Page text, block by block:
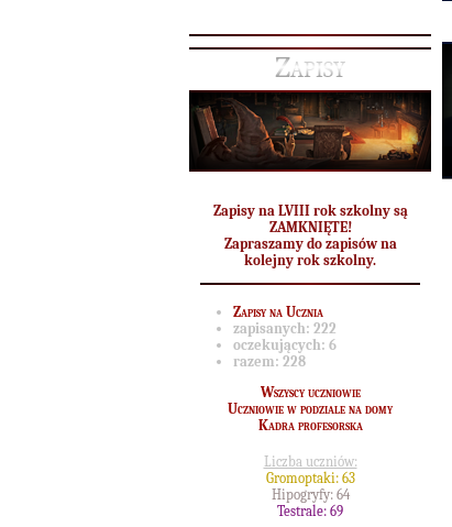
Zapisy
Zapisy na LVIII rok szkolny są
ZAMKNIĘTE!
Zapraszamy do zapisów na
kolejny rok szkolny.
Zapisy na Ucznia
zapisanych: 222
oczekujących: 6
razem: 228
Wszyscy uczniowie
Uczniowie w podziale na domy
Kadra profesorska
Liczba uczniów:
Gromoptaki: 63
Hipogryfy: 64
Testrale: 69